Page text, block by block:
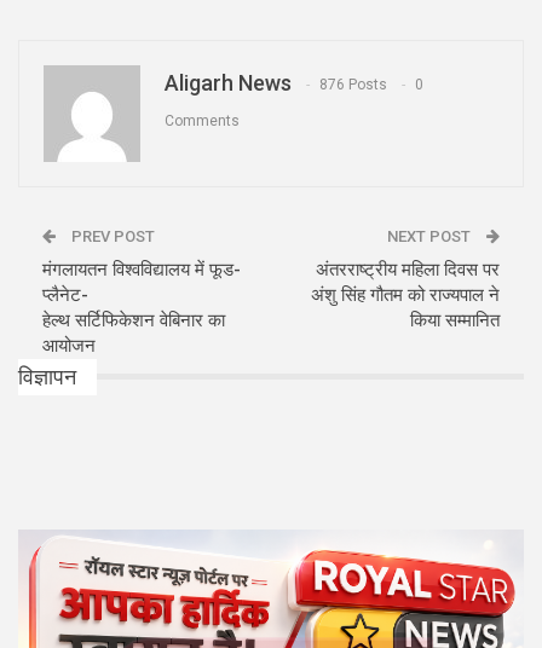
Aligarh News 876 Posts 0
Comments
PREV POST
मंगलायतन विश्वविद्यालय में फूड-
प्लैनेट-
हेल्थ सर्टिफिकेशन वेबिनार का
आयोजन
NEXT POST
अंतरराष्ट्रीय महिला दिवस पर
अंशु सिंह गौतम को राज्यपाल ने
किया सम्मानित
विज्ञापन